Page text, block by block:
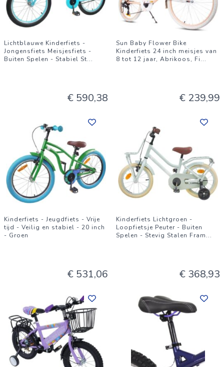
Lichtblauwe Kinderfiets -
Jongensfiets Meisjesfiets -
Buiten Spelen - Stabiel St...
€ 590,38
Sun Baby Flower Bike
Kinderfiets 24 inch meisjes van
8 tot 12 jaar, Abrikoos, Fi...
€ 239,99
Kinderfiets - Jeugdfiets - Vrije
tijd - Veilig en stabiel - 20 inch
- Groen
€ 531,06
Kinderfiets Lichtgroen -
Loopfietsje Peuter - Buiten
Spelen - Stevig Stalen Fram...
€ 368,93